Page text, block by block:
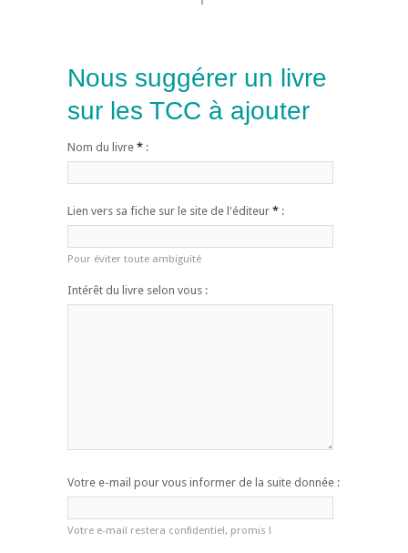
Nous suggérer un livre
sur les TCC à ajouter
Nom du livre * :
Lien vers sa fiche sur le site de l'éditeur * :
Pour éviter toute ambiguïté
Intérêt du livre selon vous :
Votre e-mail pour vous informer de la suite donnée :
Votre e-mail restera confidentiel, promis !